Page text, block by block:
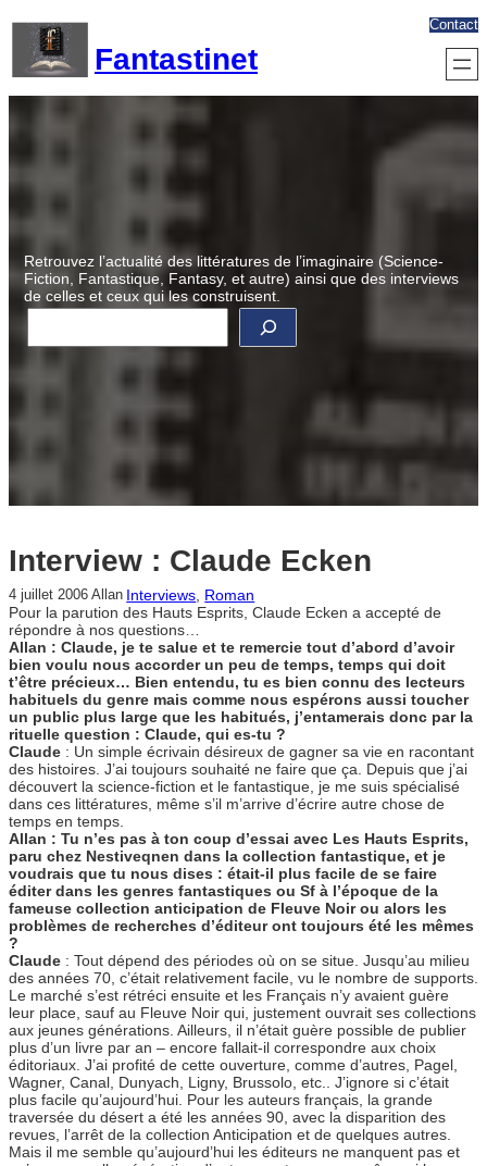
contenu
Fantastinet
Contact
Retrouvez l’actualité des littératures de l’imaginaire (Science-
Fiction, Fantastique, Fantasy, et autre) ainsi que des interviews
de celles et ceux qui les construisent.
R
c
Interview : Claude Ecken
4 juillet 2006 Allan Interviews, Roman
Pour la parution des Hauts Esprits, Claude Ecken a accepté de
répondre à nos questions…
Allan : Claude, je te salue et te remercie tout d’abord d’avoir
bien voulu nous accorder un peu de temps, temps qui doit
t’être précieux… Bien entendu, tu es bien connu des lecteurs
habituels du genre mais comme nous espérons aussi toucher
un public plus large que les habitués, j’entamerais donc par la
rituelle question : Claude, qui es-tu ?
Claude : Un simple écrivain désireux de gagner sa vie en racontant
des histoires. J’ai toujours souhaité ne faire que ça. Depuis que j’ai
découvert la science-fiction et le fantastique, je me suis spécialisé
dans ces littératures, même s’il m’arrive d’écrire autre chose de
temps en temps.
Allan : Tu n’es pas à ton coup d’essai avec Les Hauts Esprits,
paru chez Nestiveqnen dans la collection fantastique, et je
voudrais que tu nous dises : était-il plus facile de se faire
éditer dans les genres fantastiques ou Sf à l’époque de la
fameuse collection anticipation de Fleuve Noir ou alors les
problèmes de recherches d’éditeur ont toujours été les mêmes
?
Claude : Tout dépend des périodes où on se situe. Jusqu’au milieu
des années 70, c’était relativement facile, vu le nombre de supports.
Le marché s’est rétréci ensuite et les Français n’y avaient guère
leur place, sauf au Fleuve Noir qui, justement ouvrait ses collections
aux jeunes générations. Ailleurs, il n’était guère possible de publier
plus d’un livre par an – encore fallait-il correspondre aux choix
éditoriaux. J’ai profité de cette ouverture, comme d’autres, Pagel,
Wagner, Canal, Dunyach, Ligny, Brussolo, etc.. J’ignore si c’était
plus facile qu’aujourd’hui. Pour les auteurs français, la grande
traversée du désert a été les années 90, avec la disparition des
revues, l’arrêt de la collection Anticipation et de quelques autres.
Mais il me semble qu’aujourd’hui les éditeurs ne manquent pas et